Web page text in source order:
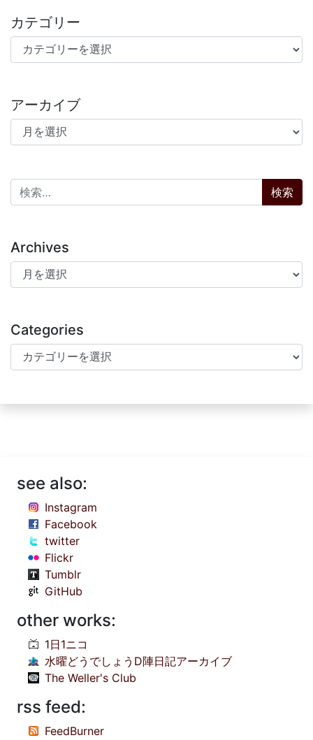
カテゴリー
カテゴリー
アーカイブ
アーカイブ
検索:
Archives
Archives
Categories
Categories
see also:
Instagram
Facebook
twitter
Flickr
Tumblr
GitHub
other works:
1日1ニコ
水曜どうでしょうD陣日記アーカイブ
The Weller's Club
rss feed:
FeedBurner